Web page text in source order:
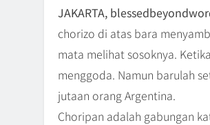
JAKARTA,
chorizo di atas bara
mata melihat sosoknya.
menggoda. Namun barulah
jutaan orang Argentina.
Choripan adalah gabungan